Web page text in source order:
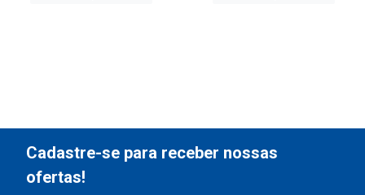
Cadastre-se para receber nossas
ofertas!